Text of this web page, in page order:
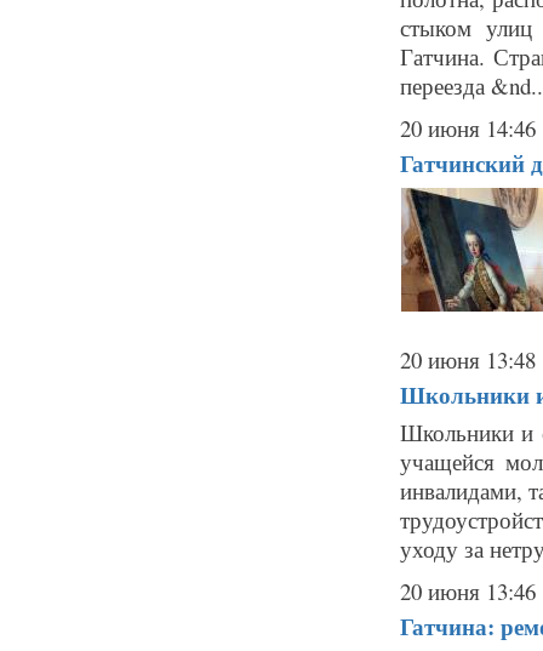
стыком улиц
Гатчина.
переезда
20 июня 14:46
Гатчинский
20 июня 13:48
Школьники и
Школьники и
учащейся
инвалидами,
уходу за
20 июня 13:46
Гатчина: